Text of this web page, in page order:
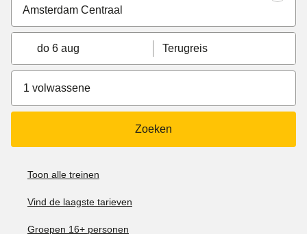
do 6 aug Terugreis
1 volwassene
Zoeken
Toon alle treinen
Vind de laagste tarieven
Groepen 16+ personen